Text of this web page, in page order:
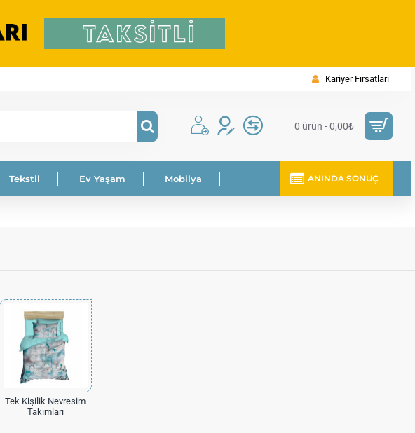
Kariyer Fırsatları
0 ürün - 0,00₺
Tekstil Ev Yaşam Mobilya ANINDA SONUÇ
Tek Kişilik Nevresim
Takımları